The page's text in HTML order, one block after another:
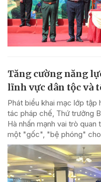
Tăng cường năng
lĩnh vực dân tộc và
Phát biểu khai mạc lớp
tác pháp chế, Thứ trưởng
Hà nhấn mạnh vai trò
một "gốc", "bệ phóng"